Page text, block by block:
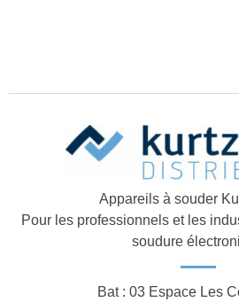
Appareils à souder
Pour les professionnels et les
soudure
Bat : 03 Espace Les